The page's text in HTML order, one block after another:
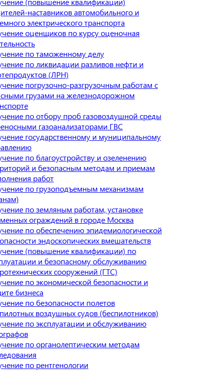
наставников автомобильного и
электрического транспорта
оценщиков по курсу оценочная
по таможенному делу
по ликвидации разливов нефти и
(ЛРН)
погрузочно-разгрузочным работам с
грузами на железнодорожном
по отбору проб газовоздушной среды
газоанализаторами ГВС
государственному и муниципальному
по благоустройству и озеленению
и безопасным методам и приемам
работ
по грузоподъемным механизмам
по земляным работам, установке
ограждений в городе Москва
по обеспечению эпидемиологической
эндоскопических вмешательств
(повышение квалификации) по
и безопасному обслуживанию
сооружений (ГТС)
по экономической безопасности и
бизнеса
по безопасности полетов
воздушных судов (беспилотников)
по эксплуатации и обслуживанию
по органолептическим методам
по рентгенологии